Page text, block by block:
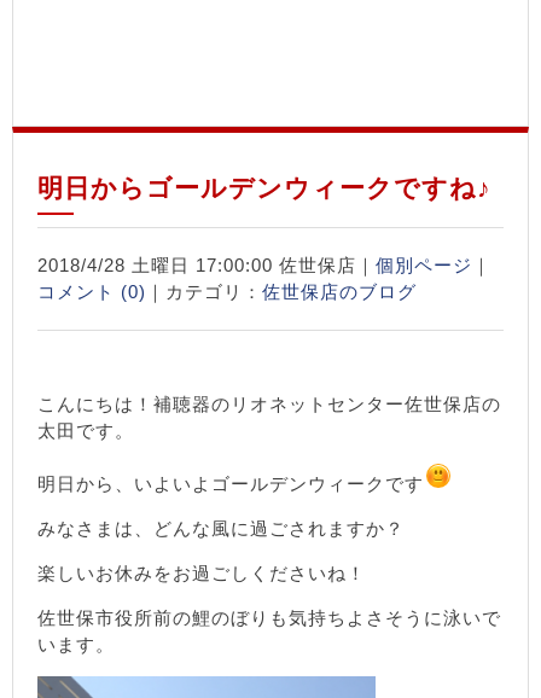
明日からゴールデンウィークですね♪
2018/4/28 土曜日 17:00:00 佐世保店｜ 個別ページ ｜
コメント (0) ｜カテゴリ： 佐世保店のブログ
こんにちは！補聴器のリオネットセンター佐世保店の
太田です。
明日から、いよいよゴールデンウィークです
みなさまは、どんな風に過ごされますか？
楽しいお休みをお過ごしくださいね！
佐世保市役所前の鯉のぼりも気持ちよさそうに泳いで
います。